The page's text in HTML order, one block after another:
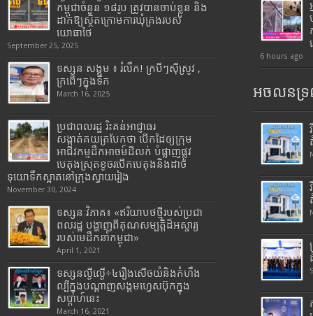
កម្ពុជាចំនួន ១៨រូប ត្រូវបានចាប់ខ្លួន និង
ដាក់ឱ្យស្ថិតក្រោមការឃុំគ្រងរបស់
យោធាថៃ
September 25, 2025
ទស្សនៈសង្គម ៖ រំលឹក! ក្របីៗស៊ីស្រូវ ,
ក្រពើៗក្នុងទឹក
March 16, 2025
ប្រជាពលរដ្ឋ រិះគន់អាជ្ញាធរ
សង្កាត់គយត្របែកថា បើកដៃឲ្យក្រុម
អាជីវកម្មដឹកអាចម៍ដីលក់ បំផ្លាញផ្លូវ
បេតុងស្រុតខូចរបើកបេតុងនិងដាច់
ទុយោទឹកស្អាតនៅក្រុងស្វាយរៀង
November 30, 2024
ទស្សនៈវិភាគ៖ «ឥរិយាបថថ្មីរបស់ប្រជា
ពលរដ្ឋ បង្ហាញពីគុណសម្បត្តិដ៏អស្ចារ្យ
របស់មេដឹកនាំកម្ពុជា»
April 1, 2021
ទស្សនល្ងីល្ងើ÷៤រឿងសើចយំនិងកំហឹង
ល្បីក្នុងបណ្តាញសង្គមហ្វេសប៊ុកក្នុង
សប្តាហ៍នេះ
March 16, 2021
6 hours ago
អចលនទ្រ